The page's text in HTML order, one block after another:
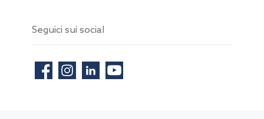
Seguici sui social